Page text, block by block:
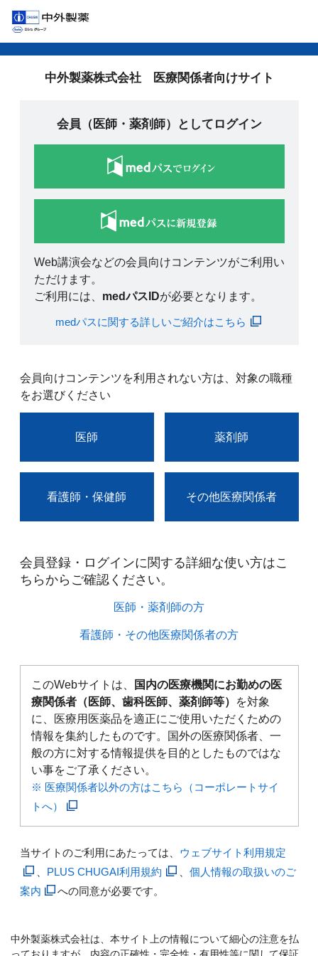
中外製薬株式会社 医療関係者向けサイト
会員（医師・薬剤師）としてログイン
Web講演会などの会員向けコンテンツがご利用い
ただけます。
ご利用には、 medパスIDが必要となります。
medパスに関する詳しいご紹介はこちら
会員向けコンテンツを利用されない方は、対象の職種
をお選びください
医師 薬剤師
看護師・保健師 その他医療関係者
会員登録・ログインに関する詳細な使い方はこ
ちらからご確認ください。​
医師・薬剤師の方​
看護師・その他医療関係者の方​
このWebサイトは、
国内の医療機関にお勤めの医
療関係者（医師、歯科医師、薬剤師等）
を対象
に、医療用医薬品を適正にご使用いただくための
情報を集約したものです。国外の医療関係者、一
般の方に対する情報提供を目的としたものではな
い事をご了承ください。
※ 医療関係者以外の方はこちら（コーポレートサイ
トへ）
当サイトのご利用にあたっては、 ウェブサイト利用規定
PLUS CHUGAI利用規約
個人情報の取扱いのご
案内
への同意が必要です。
中外製薬株式会社は、本サイト上の情報について細心の注意を払
っておりますが、内容の正確性・完全性・有用性等に関して保証